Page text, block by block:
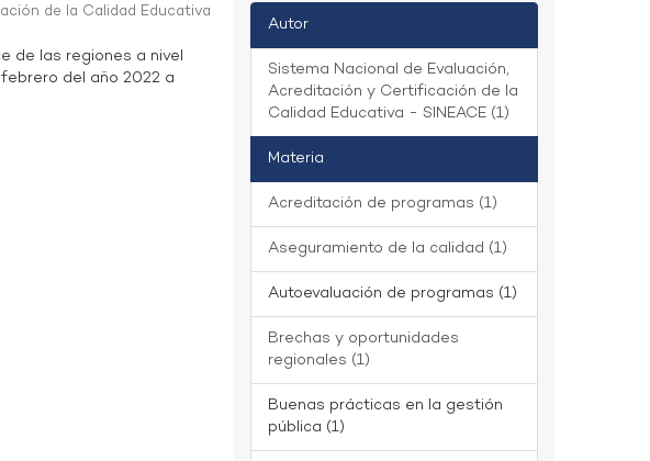
de la Calidad Educativa
de las regiones a nivel
del año 2022 a
Autor
Sistema Nacional de Evaluación,
Acreditación y Certificación de la
Calidad Educativa - SINEACE (1)
Materia
Acreditación de programas (1)
Aseguramiento de la calidad (1)
Autoevaluación de programas (1)
Brechas y oportunidades
regionales (1)
Buenas prácticas en la gestión
pública (1)